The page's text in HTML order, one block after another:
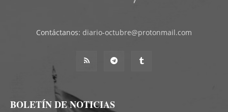
Contáctanos: diario-octubre@protonmail.com
BOLETÍN DE NOTICIAS